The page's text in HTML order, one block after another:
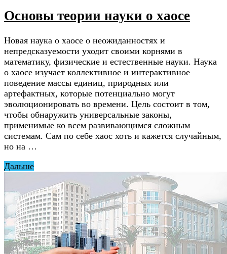
Основы теории науки о хаосе
Новая наука о хаосе о неожиданностях и
непредсказуемости уходит своими корнями в
математику, физические и естественные науки. Наука
о хаосе изучает коллективное и интерактивное
поведение массы единиц, природных или
артефактных, которые потенциально могут
эволюционировать во времени. Цель состоит в том,
чтобы обнаружить универсальные законы,
применимые ко всем развивающимся сложным
системам. Сам по себе хаос хоть и кажется случайным,
но на …
Дальше